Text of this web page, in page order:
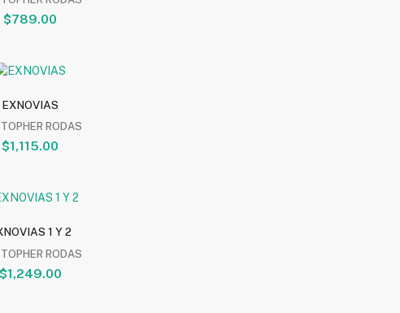
$789.00
EXNOVIAS
RODAS
$1,115.00
1 Y 2
RODAS
$1,249.00